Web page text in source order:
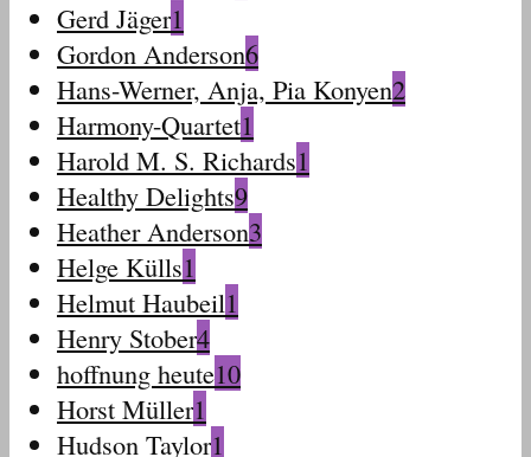
Gerd Jäger1
Gordon Anderson6
Hans-Werner, Anja, Pia Konyen2
Harmony-Quartet1
Harold M. S. Richards1
Healthy Delights9
Heather Anderson3
Helge Külls1
Helmut Haubeil1
Henry Stober4
hoffnung heute10
Horst Müller1
Hudson Taylor1